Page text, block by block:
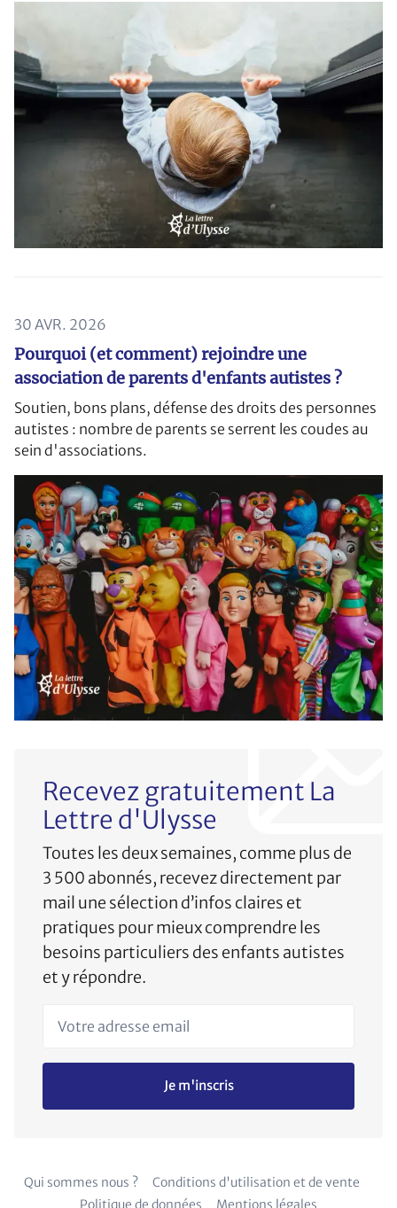
30 AVR. 2026
Pourquoi (et comment) rejoindre une
association de parents d'enfants autistes ?
Soutien, bons plans, défense des droits des personnes
autistes : nombre de parents se serrent les coudes au
sein d'associations.
Recevez gratuitement La
Lettre d'Ulysse
Toutes les deux semaines, comme plus de
3 500 abonnés, recevez directement par
mail une sélection d’infos claires et
pratiques pour mieux comprendre les
besoins particuliers des enfants autistes
et y répondre.
Votre adresse email
Je m'inscris
Qui sommes nous ?
Conditions d'utilisation et de vente
Politique de données
Mentions légales